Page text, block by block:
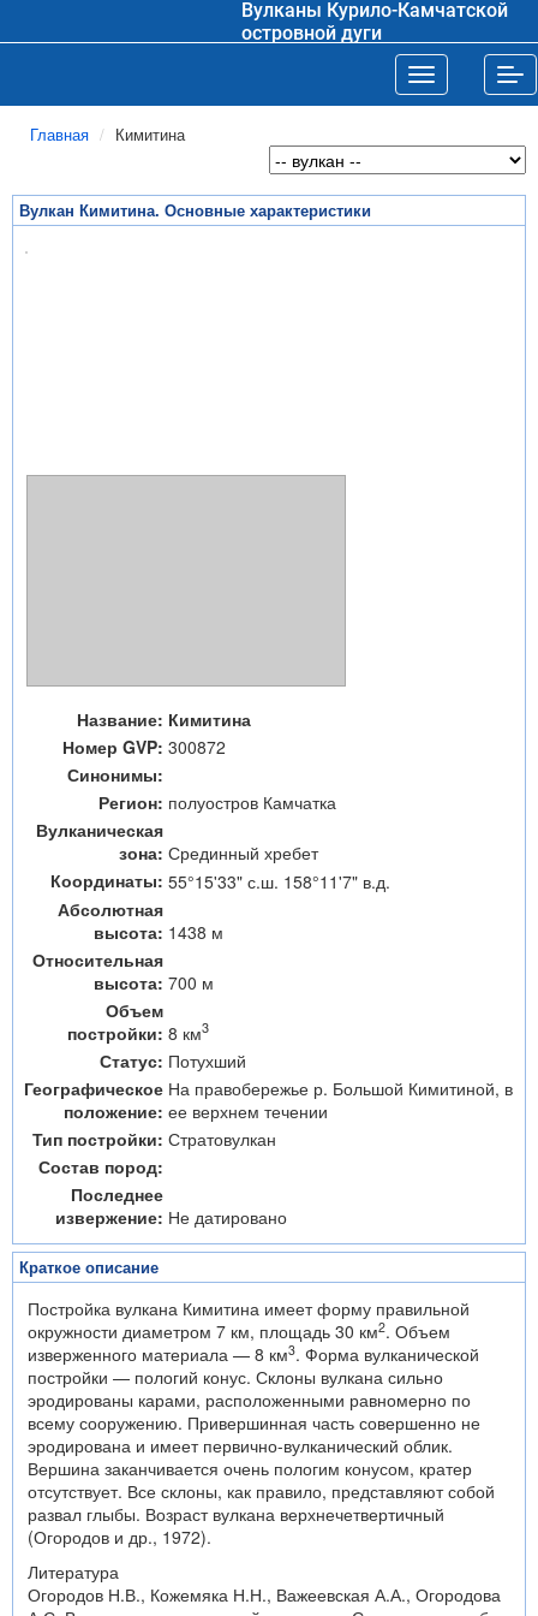
Вулканы Курило-Камчатской
островной дуги
Toggle
Главная Кимитина
Вулкан Кимитина. Основные характеристики
Название: Кимитина
Номер GVP: 300872
Синонимы:
Регион: полуостров Камчатка
Вулканическая
зона: Срединный хребет
Координаты: 55°15'33" с.ш. 158°11'7" в.д.
Абсолютная
высота: 1438 м
Относительная
высота: 700 м
Объем
постройки: 8 км3
Статус: Потухший
Географическое
положение:
На правобережье р. Большой Кимитиной, в
ее верхнем течении
Тип постройки: Стратовулкан
Состав пород:
Последнее
извержение: Не датировано
Краткое описание
Постройка вулкана Кимитина имеет форму правильной
окружности диаметром 7 км, площадь 30 км2. Объем
изверженного материала — 8 км3. Форма вулканической
постройки — пологий конус. Склоны вулкана сильно
эродированы карами, расположенными равномерно по
всему сооружению. Привершинная часть совершенно не
эродирована и имеет первично-вулканический облик.
Вершина заканчивается очень пологим конусом, кратер
отсутствует. Все склоны, как правило, представляют собой
развал глыбы. Возраст вулкана верхнечетвертичный
(Огородов и др., 1972).
Литература
Огородов Н.В., Кожемяка Н.Н., Важеевская А.А., Огородова